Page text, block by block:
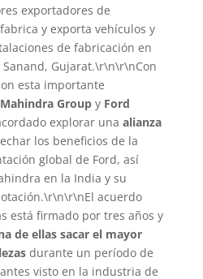
exportadores de
y exporta vehículos y
de fabricación en
Gujarat.\r\n\r\nCon
esta importante
Mahindra Groupy Ford
explorar una alianza
los beneficios de la
global de Ford, así
en la India y su
acuerdo
está firmado por tres años y
de ellas sacar el mayor
durante un período de
visto en la industria de